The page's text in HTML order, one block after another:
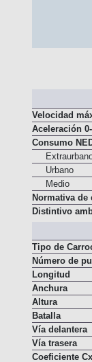
Velocidad
Aceleración 0-
Consumo
Extraurbano
Urbano
Medio
Normativa de
Tipo de
Número de
Longitud
Anchura
Altura
Batalla
Vía delantera
Vía trasera